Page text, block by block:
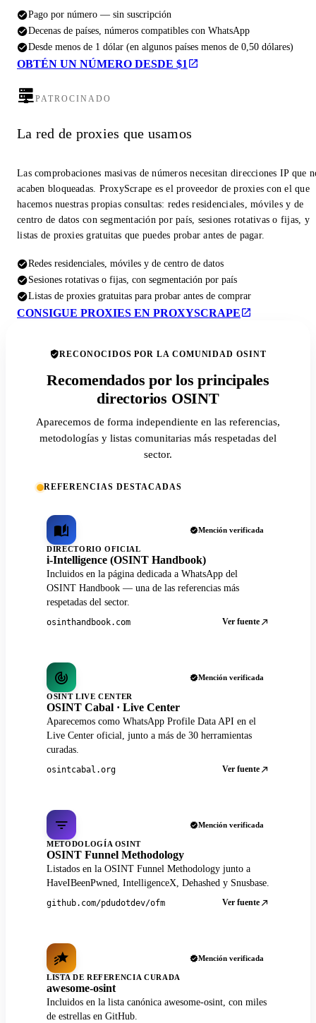
Pago por número — sin suscripción
Decenas de países, números compatibles con WhatsApp
Desde menos de 1 dólar (en algunos países menos de 0,50 dólares)
OBTÉN UN NÚMERO DESDE $1
PATROCINADO
La red de proxies que usamos
Las comprobaciones masivas de números necesitan direcciones IP que
acaben bloqueadas. ProxyScrape es el proveedor de proxies con el que
hacemos nuestras propias consultas: redes residenciales, móviles y de
centro de datos con segmentación por país, sesiones rotativas o fijas, y
listas de proxies gratuitas que puedes probar antes de pagar.
Redes residenciales, móviles y de centro de datos
Sesiones rotativas o fijas, con segmentación por país
Listas de proxies gratuitas para probar antes de comprar
CONSIGUE PROXIES EN PROXYSCRAPE
RECONOCIDOS POR LA COMUNIDAD OSINT
Recomendados por los principales
directorios OSINT
Aparecemos de forma independiente en las referencias,
metodologías y listas comunitarias más respetadas del
sector.
REFERENCIAS DESTACADAS
Mención verificada
DIRECTORIO OFICIAL
i-Intelligence (OSINT Handbook)
Incluidos en la página dedicada a WhatsApp del
OSINT Handbook — una de las referencias más
respetadas del sector.
osinthandbook.com Ver fuente
Mención verificada
OSINT LIVE CENTER
OSINT Cabal · Live Center
Aparecemos como WhatsApp Profile Data API en el
Live Center oficial, junto a más de 30 herramientas
curadas.
osintcabal.org Ver fuente
Mención verificada
METODOLOGÍA OSINT
OSINT Funnel Methodology
Listados en la OSINT Funnel Methodology junto a
HaveIBeenPwned, IntelligenceX, Dehashed y Snusbase.
github.com/pdudotdev/ofm Ver fuente
Mención verificada
LISTA DE REFERENCIA CURADA
awesome-osint
Incluidos en la lista canónica awesome-osint, con miles
de estrellas en GitHub.